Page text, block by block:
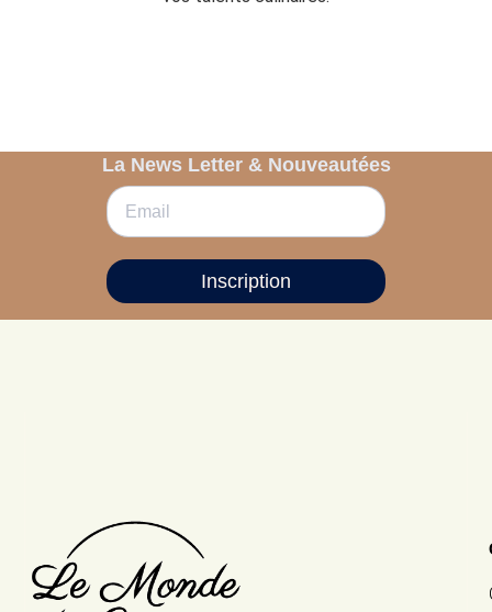
La News Letter & Nouveautées
Inscription